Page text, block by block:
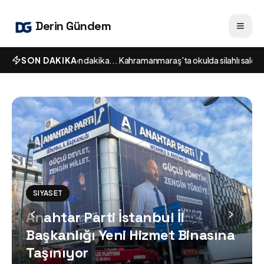
Derin Gündem
SON DAKIKASon dakika... Kahramanmaraş'ta okulda silahlı saldırı:
SIYASET
Anahtar Parti İstanbul İl
Başkanlığı Yeni Hizmet Binasına
Taşınıyor